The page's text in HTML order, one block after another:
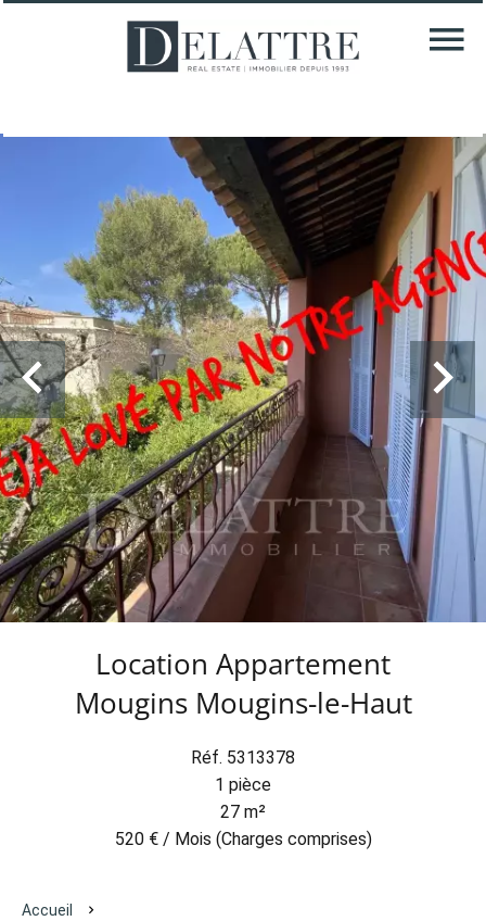
Location Appartement
Mougins Mougins-le-Haut
Réf. 5313378
1 pièce
27 m²
520 € / Mois (Charges comprises)
Accueil